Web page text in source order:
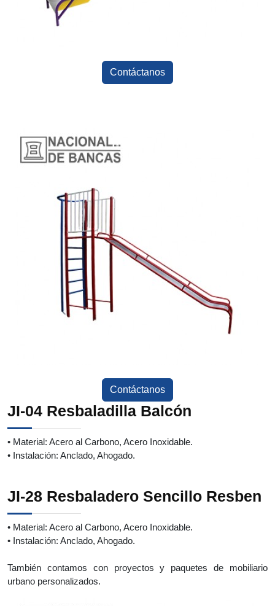
Contáctanos
Contáctanos
JI-04 Resbaladilla Balcón
• Material: Acero al Carbono, Acero Inoxidable.
• Instalación: Anclado, Ahogado.
JI-28 Resbaladero Sencillo Resben
• Material: Acero al Carbono, Acero Inoxidable.
• Instalación: Anclado, Ahogado.
También contamos con proyectos y paquetes de mobiliario
urbano personalizados.